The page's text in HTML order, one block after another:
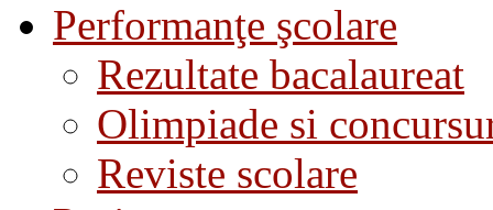
Performanţe şcolare
Rezultate bacalaureat
Olimpiade si
Reviste scolare